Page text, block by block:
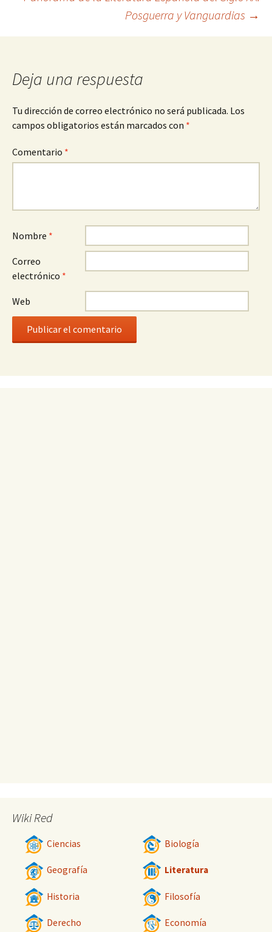
de
entradas
Posguerra y Vanguardias →
Deja una respuesta
Tu dirección de correo electrónico no será publicada. Los
campos obligatorios están marcados con *
Comentario *
Nombre *
Correo
electrónico *
Web
Wiki Red
Ciencias Biología
Geografía Literatura
Historia Filosofía
Derecho Economía